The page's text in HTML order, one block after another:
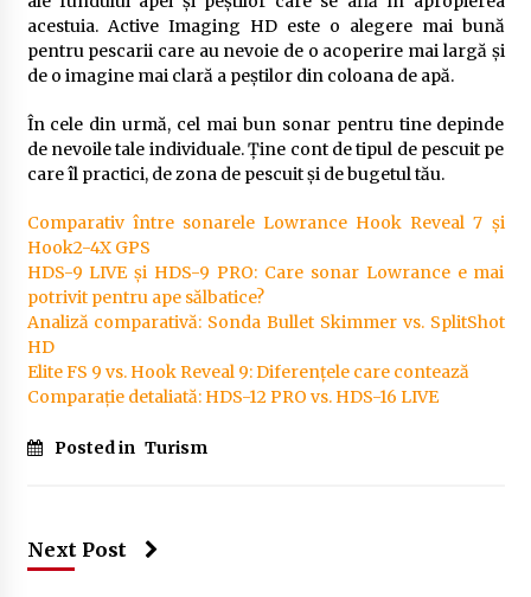
acestuia. Active Imaging HD este o alegere mai bună
pentru pescarii care au nevoie de o acoperire mai largă și
de o imagine mai clară a peștilor din coloana de apă.
În cele din urmă, cel mai bun sonar pentru tine depinde
de nevoile tale individuale. Ține cont de tipul de pescuit pe
care îl practici, de zona de pescuit și de bugetul tău.
Comparativ între sonarele Lowrance Hook Reveal 7 și
Hook2-4X GPS
HDS-9 LIVE și HDS-9 PRO: Care sonar Lowrance e mai
potrivit pentru ape sălbatice?
Analiză comparativă: Sonda Bullet Skimmer vs. SplitShot
HD
Elite FS 9 vs. Hook Reveal 9: Diferențele care contează
Comparație detaliată: HDS-12 PRO vs. HDS-16 LIVE
Posted in Turism
Next Post